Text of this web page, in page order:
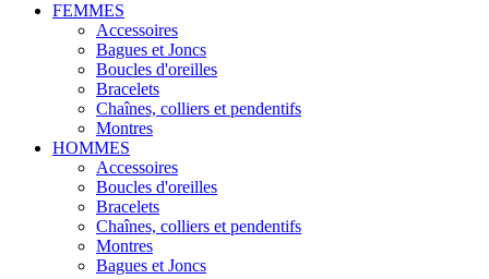
FEMMES
Accessoires
Bagues et Joncs
Boucles d'oreilles
Bracelets
Chaînes, colliers et pendentifs
Montres
HOMMES
Accessoires
Boucles d'oreilles
Bracelets
Chaînes, colliers et pendentifs
Montres
Bagues et Joncs